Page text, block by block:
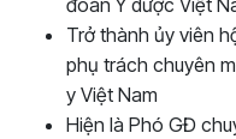
đoàn Y dược Việt
Trở thành ủy viên
phụ trách chuyên
y Việt Nam
Hiện là Phó GĐ